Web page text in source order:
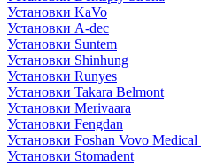
Установки KaVo
Установки A-dec
Установки Suntem
Установки Shinhung
Установки Runyes
Установки Takara Belmont
Установки Merivaara
Установки Fengdan
Установки Foshan Vovo
Установки Stomadent